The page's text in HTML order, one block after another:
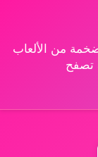
من الألعاب
تصفح